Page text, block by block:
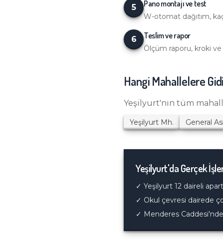
5 Pano montajı ve test
W-otomat dağıtım,
6 Teslim ve rapor
Ölçüm raporu, kroki
Hangi Mahallelere
Yeşilyurt'nın tüm
Yeşilyurt Mh. General
Yeşilyurt'da Gerçek
✓ Yeşilyurt 12 daireli
✓ Okul çevresi dairede
✓ Menderes